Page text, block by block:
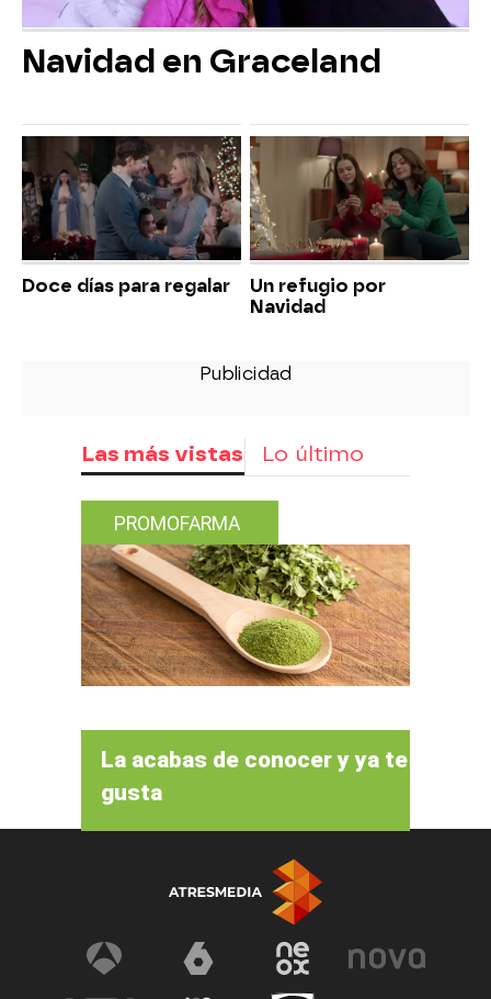
Navidad en Graceland
Doce días para regalar
Un refugio por
Navidad
Las más vistas Lo último
PROMOFARMA
La acabas de conocer y ya te
gusta